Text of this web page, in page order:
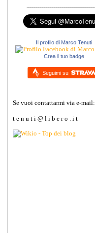
Il profilo di Marco Tenuti
Crea il tuo badge
Seguimi su
Se vuoi contattarmi via e-mail:
t e n u t i @ l i b e r o . i t